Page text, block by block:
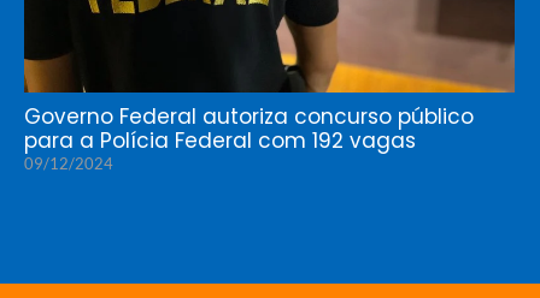
Governo Federal autoriza concurso público
para a Polícia Federal com 192 vagas
09/12/2024